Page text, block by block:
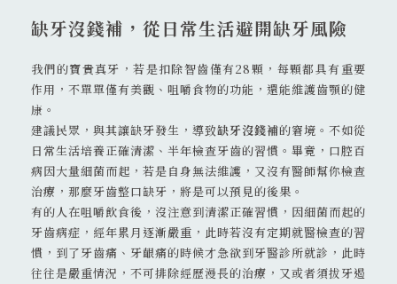
缺牙沒錢補，從日常生活避開缺牙風險
我們的寶貴真牙，若是扣除智齒僅有28顆，每顆都具有重要
作用，不單單僅有美觀、咀嚼食物的功能，還能維護齒顎的健
康。
建議民眾，與其讓缺牙發生，導致缺牙沒錢補的窘境。不如從
日常生活培養正確清潔、半年檢查牙齒的習慣。畢竟，口腔百
病因大量細菌而起，若是自身無法維護，又沒有醫師幫你檢查
治療，那麼牙齒整口缺牙，將是可以預見的後果。
有的人在咀嚼飲食後，沒注意到清潔正確習慣，因細菌而起的
牙齒病症，經年累月逐漸嚴重，此時若沒有定期就醫檢查的習
慣，到了牙齒痛、牙齦痛的時候才急欲到牙醫診所就診，此時
往往是嚴重情況，不可排除經歷漫長的治療，又或者須拔牙遏